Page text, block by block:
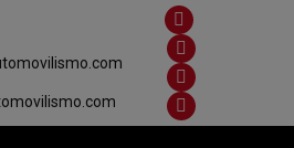
Facebook
page
opens
in
X
page
opens
YouTube
page
Flickr